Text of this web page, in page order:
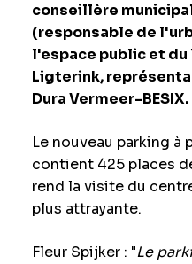
conseillère
(responsable de
l'espace public et
Ligterink,
Dura Vermeer-BESIX.
Le nouveau parking à
contient 425 places
rend la visite du
plus attrayante.
Fleur Spijker : "Le